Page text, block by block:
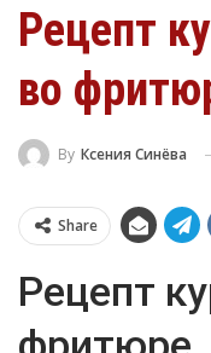
Рецепт
во
By Ксения Синёва
Share
Рецепт